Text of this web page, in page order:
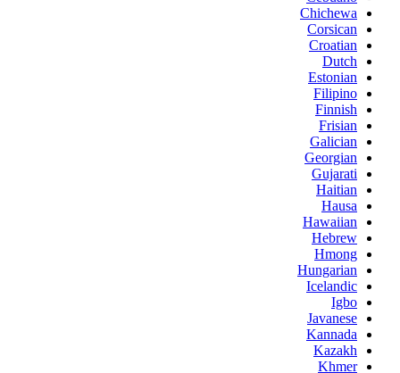
Chichewa
Corsican
Croatian
Dutch
Estonian
Filipino
Finnish
Frisian
Galician
Georgian
Gujarati
Haitian
Hausa
Hawaiian
Hebrew
Hmong
Hungarian
Icelandic
Igbo
Javanese
Kannada
Kazakh
Khmer